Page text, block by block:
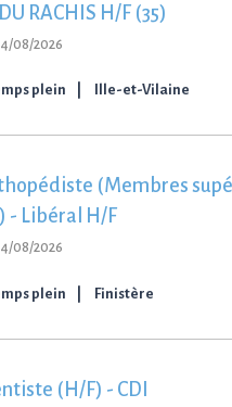
RACHIS H/F (35)
08/2026
plein Ille-et-Vilaine
(Membres
- Libéral H/F
08/2026
plein Finistère
(H/F) - CDI